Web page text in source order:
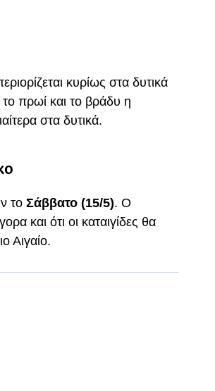
κυρίως στα δυτικά
πρωί και το βράδυ η
στα δυτικά.
τοΣάββατο (15/5). Ο
και ότι οι καταιγίδες θα
Αιγαίο.